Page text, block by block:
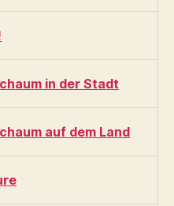
in der Stadt
auf dem Land